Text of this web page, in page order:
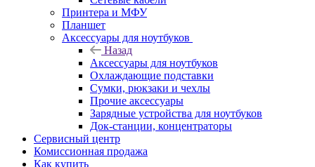
Принтера и МФУ
Планшет
Аксессуары для ноутбуков
Назад
Аксессуары для ноутбуков
Охлаждающие подставки
Сумки, рюкзаки и чехлы
Прочие аксессуары
Зарядные устройства для ноутбуков
Док-станции, концентраторы
Сервисный центр
Комиссионная продажа
Как купить